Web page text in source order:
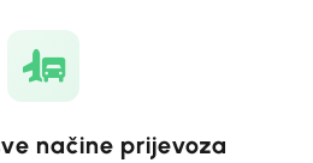
načine prijevoza